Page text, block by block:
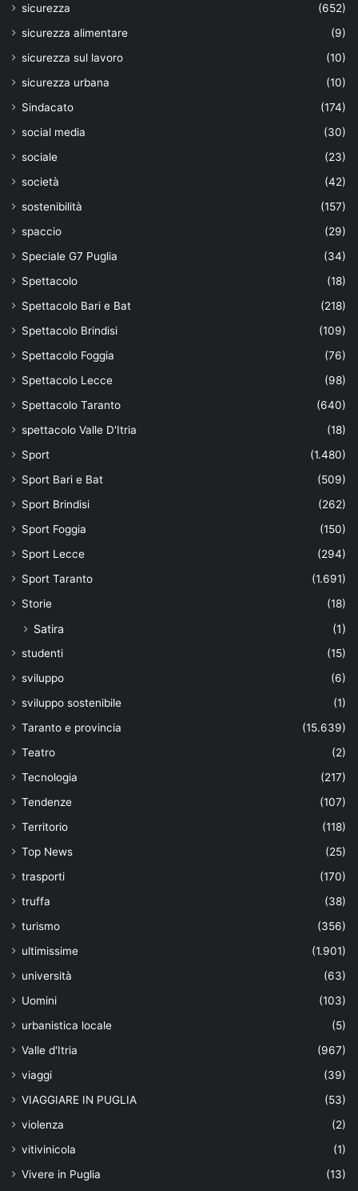
sicurezza
(652)
sicurezza alimentare
(9)
sicurezza sul lavoro
(10)
sicurezza urbana
(10)
Sindacato
(174)
social media
(30)
sociale
(23)
società
(42)
sostenibilità
(157)
spaccio
(29)
Speciale G7 Puglia
(34)
Spettacolo
(18)
Spettacolo Bari e Bat
(218)
Spettacolo Brindisi
(109)
Spettacolo Foggia
(76)
Spettacolo Lecce
(98)
Spettacolo Taranto
(640)
spettacolo Valle D'Itria
(18)
Sport
(1.480)
Sport Bari e Bat
(509)
Sport Brindisi
(262)
Sport Foggia
(150)
Sport Lecce
(294)
Sport Taranto
(1.691)
Storie
(18)
Satira (1)
studenti
(15)
sviluppo
(6)
sviluppo sostenibile
(1)
Taranto e provincia
(15.639)
Teatro
(2)
Tecnologia
(217)
Tendenze
(107)
Territorio
(118)
Top News
(25)
trasporti
(170)
truffa
(38)
turismo
(356)
ultimissime
(1.901)
università
(63)
Uomini
(103)
urbanistica locale
(5)
Valle d'Itria
(967)
viaggi
(39)
VIAGGIARE IN PUGLIA
(53)
violenza
(2)
vitivinicola
(1)
Vivere in Puglia
(13)